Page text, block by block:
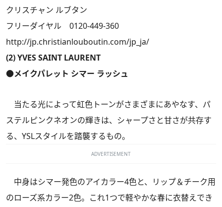
クリスチャン ルブタン
フリーダイヤル 0120-449-360
http://jp.christianlouboutin.com/jp_ja/
(2) YVES SAINT LAURENT
●メイクパレット シマー ラッシュ
当たる光によって虹色トーンがさまざまにあやなす、パ
ステルピンクネオンの輝きは、シャープさと甘さが共存す
る、YSLスタイルを踏襲するもの。
ADVERTISEMENT
中身はシマー発色のアイカラー4色と、リップ＆チーク用
のローズ系カラー2色。これ1つで軽やかな春に衣替えでき